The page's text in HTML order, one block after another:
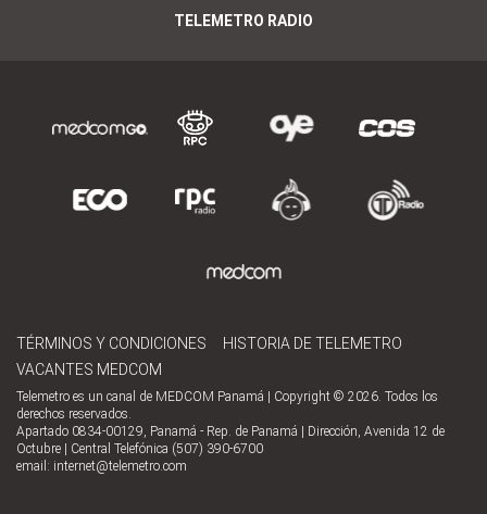
TELEMETRO RADIO
TÉRMINOS Y CONDICIONES
HISTORIA DE TELEMETRO
VACANTES MEDCOM
Telemetro es un canal de MEDCOM Panamá | Copyright © 2026. Todos los
derechos reservados.
Apartado 0834-00129, Panamá - Rep. de Panamá | Dirección, Avenida 12 de
Octubre | Central Telefónica (507) 390-6700
email: internet@telemetro.com